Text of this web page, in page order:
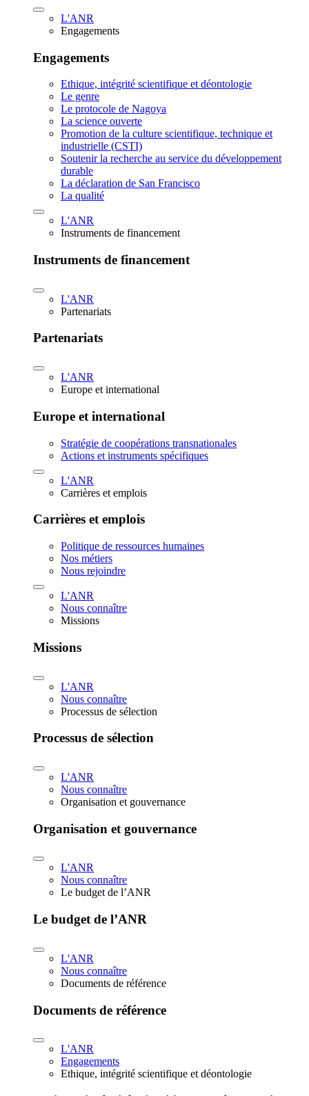
L'ANR
Engagements
Engagements
Ethique, intégrité scientifique et déontologie
Le genre
Le protocole de Nagoya
La science ouverte
Promotion de la culture scientifique, technique et
industrielle (CSTI)
Soutenir la recherche au service du développement
durable
La déclaration de San Francisco
La qualité
L'ANR
Instruments de financement
Instruments de financement
L'ANR
Partenariats
Partenariats
L'ANR
Europe et international
Europe et international
Stratégie de coopérations transnationales
Actions et instruments spécifiques
L'ANR
Carrières et emplois
Carrières et emplois
Politique de ressources humaines
Nos métiers
Nous rejoindre
L'ANR
Nous connaître
Missions
Missions
L'ANR
Nous connaître
Processus de sélection
Processus de sélection
L'ANR
Nous connaître
Organisation et gouvernance
Organisation et gouvernance
L'ANR
Nous connaître
Le budget de l’ANR
Le budget de l’ANR
L'ANR
Nous connaître
Documents de référence
Documents de référence
L'ANR
Engagements
Ethique, intégrité scientifique et déontologie